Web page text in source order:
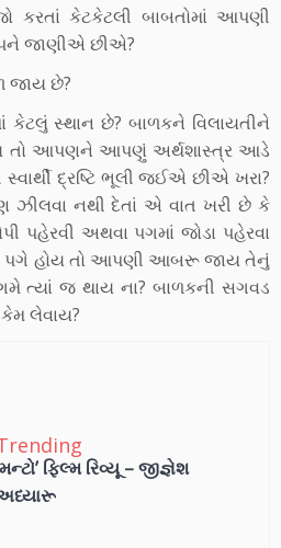
કરતાં કેટકેટલી બાબતોમાં આપણી
જાણીએ છીએ?
જાય છે?
કેટલું સ્થાન છે? બાળકને વિલાયતીને
તો આપણને આપણું અર્થશાસ્ત્ર આડે
દ્રષ્ટિ ભૂલી જઈએ છીએ ખરા?
નથી દેતાં એ વાત ખરી છે કે
પહેરવી અથવા પગમાં જોડા પહેરવા
પગે હોય તો આપણી આબરૂ જાય તેનું
ત્યાં જ થાય ના? બાળકની સગવડ
કેમ લેવાય?
ફિલ્મ રિવ્યૂ – જીજ્ઞેશ